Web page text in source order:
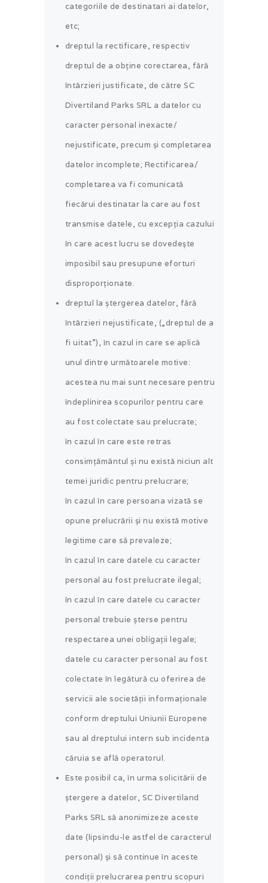
categoriile de destinatari ai datelor,
etc;
dreptul la rectificare, respectiv
dreptul de a obține corectarea, fără
întârzieri justificate, de către SC
Divertiland Parks SRL a datelor cu
caracter personal inexacte/
nejustificate, precum și completarea
datelor incomplete; Rectificarea/
completarea va fi comunicată
fiecărui destinatar la care au fost
transmise datele, cu excepția cazului
în care acest lucru se dovedește
imposibil sau presupune eforturi
disproporționate.
dreptul la ștergerea datelor, fără
întârzieri nejustificate, („dreptul de a
fi uitat”), în cazul in care se aplică
unul dintre următoarele motive:
acestea nu mai sunt necesare pentru
îndeplinirea scopurilor pentru care
au fost colectate sau prelucrate;
în cazul în care este retras
consimțământul și nu există niciun alt
temei juridic pentru prelucrare;
în cazul în care persoana vizată se
opune prelucrării și nu există motive
legitime care să prevaleze;
în cazul în care datele cu caracter
personal au fost prelucrate ilegal;
în cazul în care datele cu caracter
personal trebuie șterse pentru
respectarea unei obligații legale;
datele cu caracter personal au fost
colectate în legătură cu oferirea de
servicii ale societății informaționale
conform dreptului Uniunii Europene
sau al dreptului intern sub incidenta
căruia se află operatorul.
Este posibil ca, în urma solicitării de
ștergere a datelor, SC Divertiland
Parks SRL să anonimizeze aceste
date (lipsindu-le astfel de caracterul
personal) și să continue în aceste
condiții prelucrarea pentru scopuri